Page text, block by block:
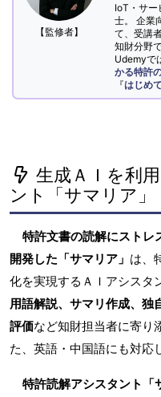
【監修者】
IoT・サー
士。 企業
て、受講
知財分野
Udemyで
かる特許
『はじめ
生成ＡＩを利
ント「サマリア」
特許文書の読解にストレ
開発した「サマリア」 は、
化を実現するＡＩアシスタ
用語解説、サマリ作成、独
評価など知財担当者に寄り
た、英語・中国語にも対応
特許読解アシスタント「